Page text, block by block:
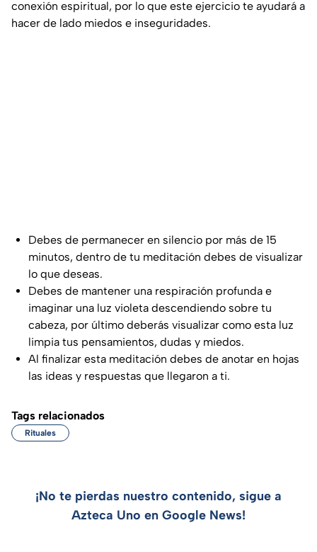
conexión espiritual, por lo que este ejercicio te ayudará a
hacer de lado miedos e inseguridades.
Debes de permanecer en silencio por más de 15
minutos, dentro de tu meditación debes de visualizar
lo que deseas.
Debes de mantener una respiración profunda e
imaginar una luz violeta descendiendo sobre tu
cabeza, por último deberás visualizar como esta luz
limpia tus pensamientos, dudas y miedos.
Al finalizar esta meditación debes de anotar en hojas
las ideas y respuestas que llegaron a ti.
Tags relacionados
Rituales
¡No te pierdas nuestro contenido, sigue a
Azteca Uno en Google News!